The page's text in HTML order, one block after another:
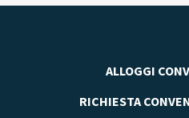
ALLOGGI
RICHIESTA